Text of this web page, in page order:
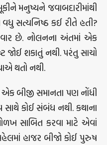
મનુષ્યને જવાબદારીમાંથી
વધુ સત્યનિષ્ઠ કઈ રીતે હતી?
છે. નોલનના અંતમાં એક
જોઈ શકાતું નથી. પરંતુ સાચો
થતો નથી.
એક બીજી સમાનતા પણ નોંધી
કોઈ સંબંધ નથી. કથાના
સાબિત કરવા માટે એવાં
હાજર બીજો કોઈ પુરુષ